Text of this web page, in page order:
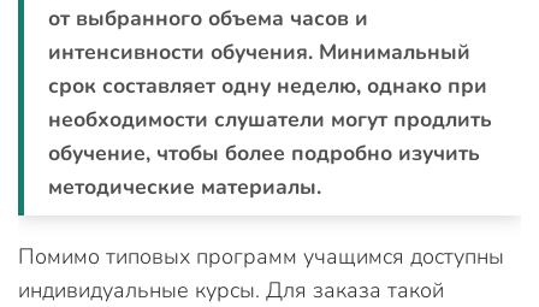
от выбранного объема часов и
интенсивности обучения. Минимальный
срок составляет одну неделю, однако при
необходимости слушатели могут продлить
обучение, чтобы более подробно изучить
методические материалы.
Помимо типовых программ учащимся доступны
индивидуальные курсы. Для заказа такой